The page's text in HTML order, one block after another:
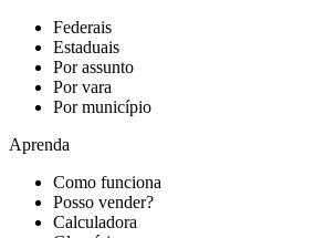
Federais
Estaduais
Por assunto
Por vara
Por município
Aprenda
Como funciona
Posso vender?
Calculadora